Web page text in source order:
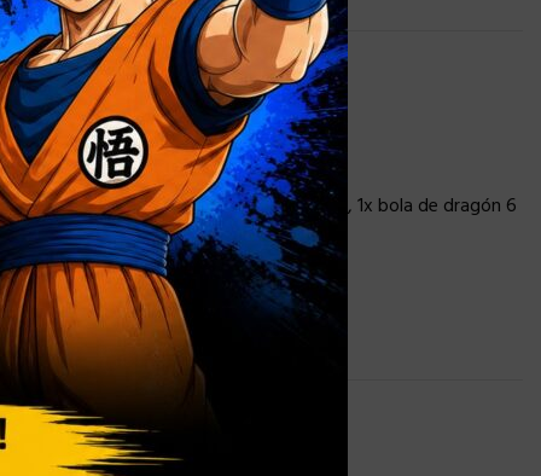
efecto kamehameha, 1x piedra ‘tortuga’, 1x bola de dragón 6